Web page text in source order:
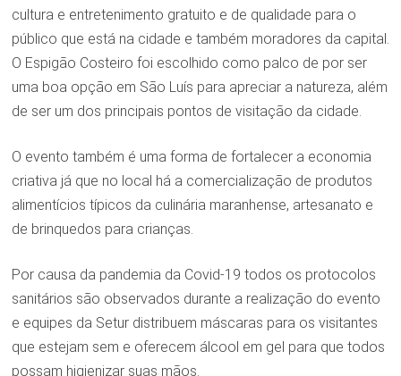
cultura e entretenimento gratuito e de qualidade para o
público que está na cidade e também moradores da capital.
O Espigão Costeiro foi escolhido como palco de por ser
uma boa opção em São Luís para apreciar a natureza, além
de ser um dos principais pontos de visitação da cidade.
O evento também é uma forma de fortalecer a economia
criativa já que no local há a comercialização de produtos
alimentícios típicos da culinária maranhense, artesanato e
de brinquedos para crianças.
Por causa da pandemia da Covid-19 todos os protocolos
sanitários são observados durante a realização do evento
e equipes da Setur distribuem máscaras para os visitantes
que estejam sem e oferecem álcool em gel para que todos
possam higienizar suas mãos.